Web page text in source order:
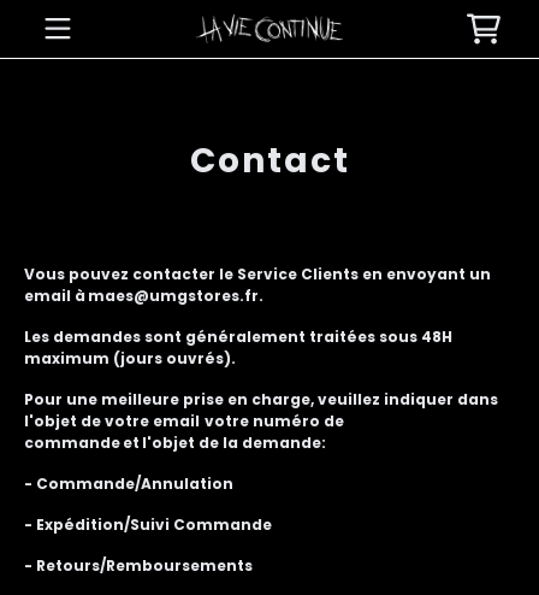
Contact
Vous pouvez contacter le Service Clients en envoyant un
email à maes@umgstores.fr.
Les demandes sont généralement traitées sous 48H
maximum (jours ouvrés).
Pour une meilleure prise en charge, veuillez indiquer dans
l'objet de votre email votre numéro de
commandeet l'objet de la demande:
- Commande/Annulation
- Expédition/Suivi Commande
- Retours/Remboursements